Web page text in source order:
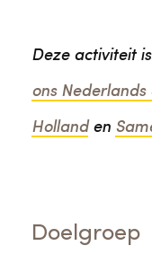
Deze activiteit
ons
Hollanden
Doelgroep